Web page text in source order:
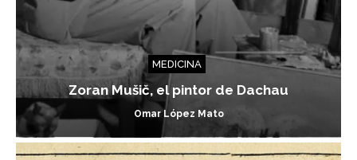
MEDICINA
Zoran Mušič, el pintor de Dachau
Omar López Mato